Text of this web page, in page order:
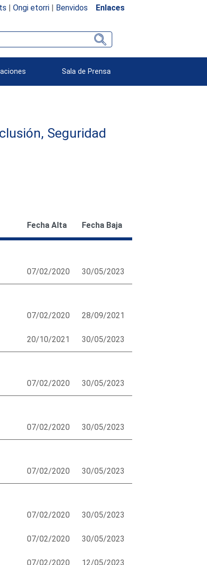
| Ongi etorri| Benvidos Enlaces
Sala de Prensa
Seguridad
Fecha Alta Fecha Baja
07/02/2020 30/05/2023
07/02/2020 28/09/2021
20/10/2021 30/05/2023
07/02/2020 30/05/2023
07/02/2020 30/05/2023
07/02/2020 30/05/2023
07/02/2020 30/05/2023
07/02/2020 30/05/2023
07/02/2020 12/05/2023